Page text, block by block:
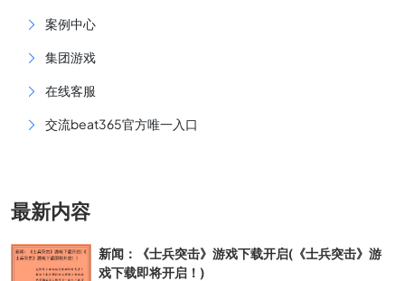
案例中心
集团游戏
在线客服
交流beat365官方唯一入口
最新内容
新闻：《士兵突击》游戏下载开启(《士兵突击》游
戏下载即将开启！)